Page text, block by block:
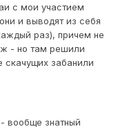
с мои участием
и выводят из себя
раз), причем не
- но там решили
скачущих забанили
вообще знатный